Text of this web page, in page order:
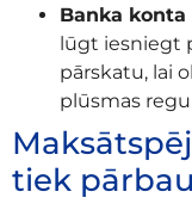
Banka konta
lūgt iesniegt
pārskatu, lai
plūsmas
tiek